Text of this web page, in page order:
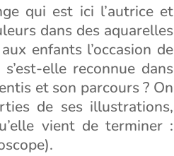
qui est ici l’autrice et
dans des aquarelles
enfants l’occasion de
elle reconnue dans
et son parcours ? On
de ses illustrations,
vient de terminer :